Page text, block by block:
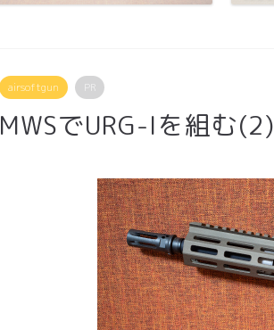
airsoftgun PR
MWSでURG-Iを組む(2)